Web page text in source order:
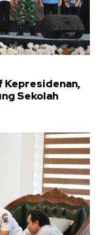
Kepresidenan,
Sekolah